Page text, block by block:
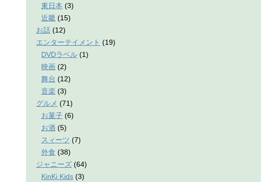
東日本 (3)
近畿 (15)
お話 (12)
エンターテイメント (19)
DVDラベル (1)
映画 (2)
舞台 (12)
音楽 (3)
グルメ (71)
お菓子 (6)
お酒 (5)
スィーツ (7)
外食 (38)
ジャニーズ (64)
KinKi Kids (3)